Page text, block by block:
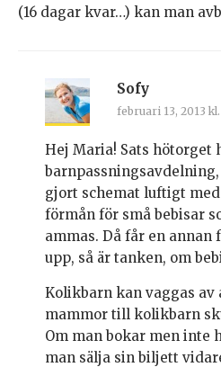
(16 dagar kvar…) kan man
Sofy
februari 13, 2013 kl.
Hej Maria! Sats hötorget
gjort schemat luftigt
förmån för små bebisar
ammas. Då får en
upp, så är tanken, om
Kolikbarn kan vaggas av
mammor till kolikbarn
Om man bokar men inte
man sälja sin biljett